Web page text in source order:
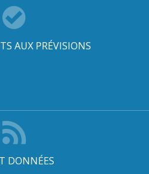
AUX PRÉVISIONS
DONNÉES